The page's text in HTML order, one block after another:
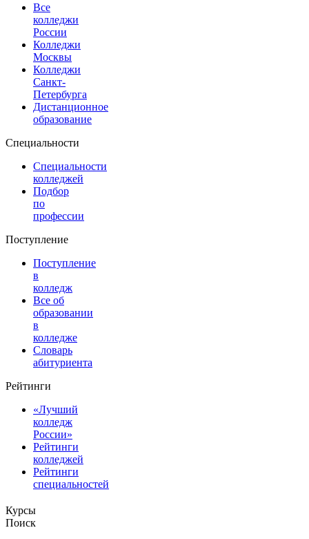
Все
колледжи
России
Колледжи
Москвы
Колледжи
Санкт-
Петербурга
Дистанционное
образование
Специальности
Специальности
колледжей
Подбор
по
профессии
Поступление
Поступление
в
колледж
Все об
образовании
в
колледже
Словарь
абитуриента
Рейтинги
«Лучший
колледж
России»
Рейтинги
колледжей
Рейтинги
специальностей
Курсы
Поиск